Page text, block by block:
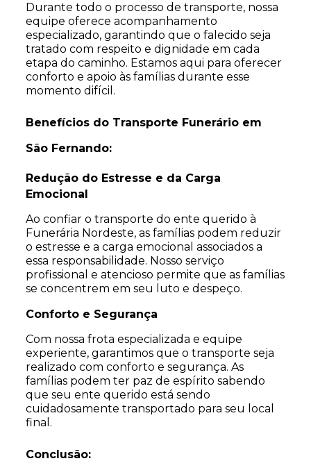
Durante todo o processo de transporte, nossa
equipe oferece acompanhamento
especializado, garantindo que o falecido seja
tratado com respeito e dignidade em cada
etapa do caminho. Estamos aqui para oferecer
conforto e apoio às famílias durante esse
momento difícil.
Benefícios do Transporte Funerário em
São Fernando:
Redução do Estresse e da Carga
Emocional
Ao confiar o transporte do ente querido à
Funerária Nordeste, as famílias podem reduzir
o estresse e a carga emocional associados a
essa responsabilidade. Nosso serviço
profissional e atencioso permite que as famílias
se concentrem em seu luto e despeço.
Conforto e Segurança
Com nossa frota especializada e equipe
experiente, garantimos que o transporte seja
realizado com conforto e segurança. As
famílias podem ter paz de espírito sabendo
que seu ente querido está sendo
cuidadosamente transportado para seu local
final.
Conclusão: